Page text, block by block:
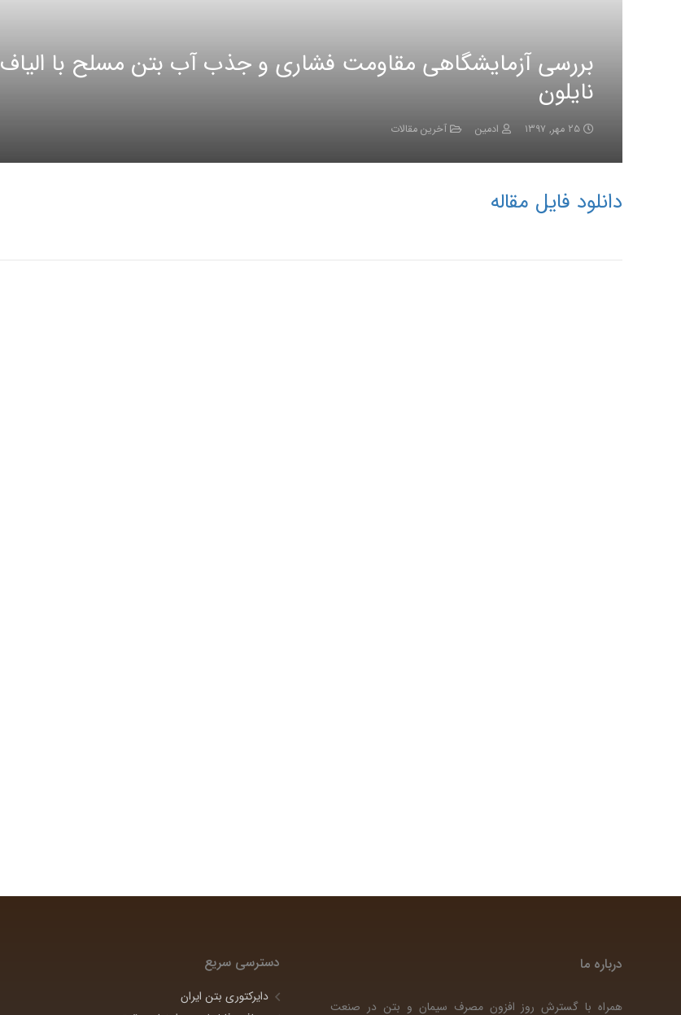
بررسی آزمایشگاهی مقاومت فشاری و جذب آب بتن مسلح با الیاف
نایلون
۲۵ مهر, ۱۳۹۷ ادمین آخرین مقالات
دانلود فایل مقاله
درباره ما
همراه با گسترش روز افزون مصرف سیمان و بتن در صنعت
دسترسی سریع
دایرکتوری بتن ایران